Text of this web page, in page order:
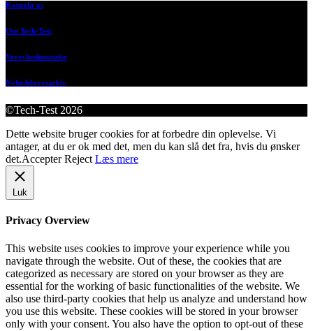
Kontakt os
Om Tech-Test
Vores bedømmelse
Nyhedsbrevsarkiv
©Tech-Test 2026
Dette website bruger cookies for at forbedre din oplevelse. Vi
antager, at du er ok med det, men du kan slå det fra, hvis du ønsker
det.Accepter Reject Læs mere
Luk
Privacy Overview
This website uses cookies to improve your experience while you
navigate through the website. Out of these, the cookies that are
categorized as necessary are stored on your browser as they are
essential for the working of basic functionalities of the website. We
also use third-party cookies that help us analyze and understand how
you use this website. These cookies will be stored in your browser
only with your consent. You also have the option to opt-out of these